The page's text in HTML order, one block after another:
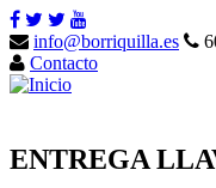
info@borriquilla.es
Contacto
ENTREGA